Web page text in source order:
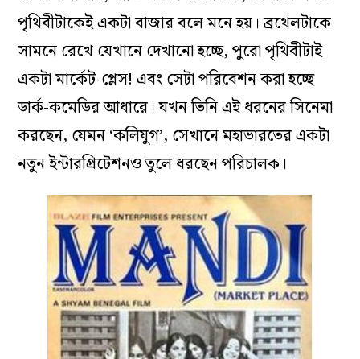
পৃথিবীটাকেই একটা বাজার বলে মনে হয়। ব্রথেলটাকে
সামনে রেখে যেখানে দেখানো হচ্ছে, পুরো পৃথিবীটাই
একটা মার্কেট-প্লেস! এবং সেটা পরিবেশন করা হচ্ছে
ডার্ক-কমেডির আধারে। যখন তিনি এই ধরনের সিনেমা
করছেন, যেমন ‘কলিযুগ’, সেখানে মহাভারতের একটা
নতুন ইন্টারপ্রিটেশনও তুলে ধরছেন পরিচালক।